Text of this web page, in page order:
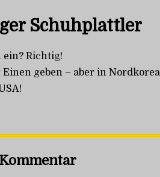
Schuhplattler
Richtig!
geben – aber in